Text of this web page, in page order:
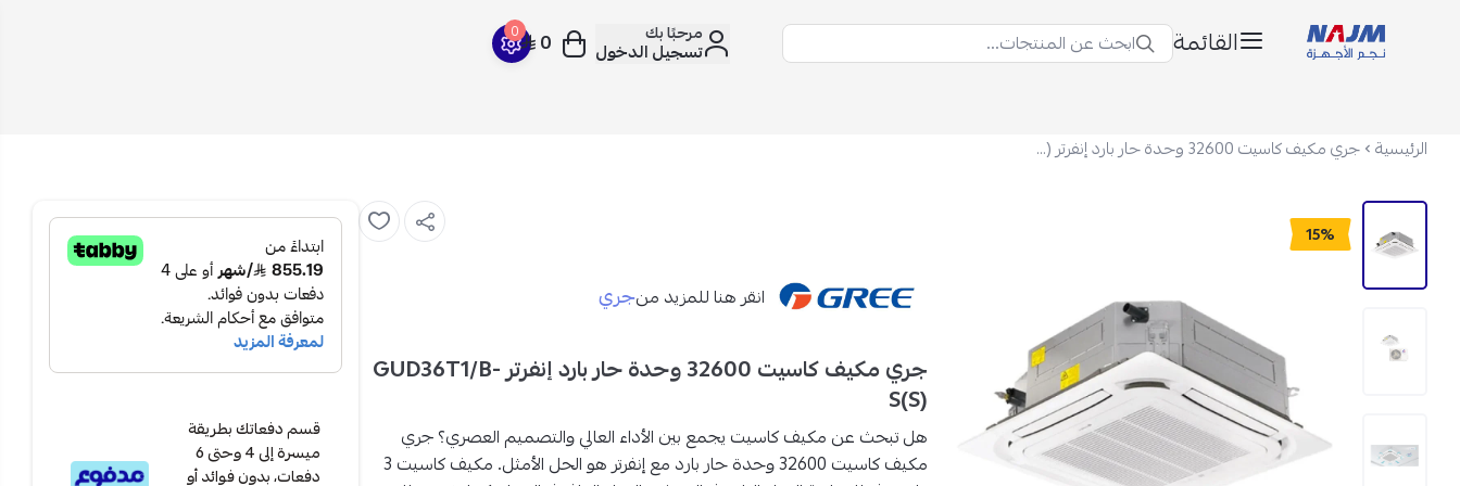
القائمة ابحث عن المنتجات... مرحبًا بك
تسجيل الدخول
0 0
الرئيسية جري مكيف كاسيت 32600 وحدة حار بارد إنفرتر GUD36T1/B-S(S)
15%
انقر هنا للمزيد منجري
جري مكيف كاسيت 32600 وحدة حار بارد إنفرتر GUD36T1/B-
S(S)
هل تبحث عن مكيف كاسيت يجمع بين الأداء العالي والتصميم العصري؟ جري
مكيف كاسيت 32600 وحدة حار بارد مع إنفرتر هو الحل الأمثل. مكيف كاسيت 3
قسم دفعاتك بطريقة
ميسرة إلى 4 وحتى 6
دفعات، بدون فوائد أو